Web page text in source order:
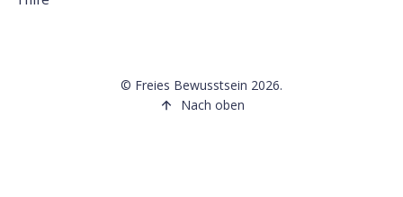
© Freies Bewusstsein 2026.
Nach oben